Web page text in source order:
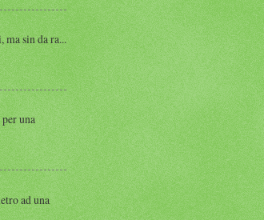
sin da ra...
una
ad una